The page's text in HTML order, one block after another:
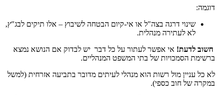
דוגמה:
שינוי דרגה בצה"ל או אי-קיום הבטחה לשיבוץ – אלו תיקים לבג"ץ,
לא לעתירה מנהלית.
חשוב לדעת! אי אפשר לעתור על כל דבר יש לבדוק אם הנושא נמצא
ברשימת הסמכויות של בתי המשפט המנהליים.
לא כל עניין מול רשות הוא מנהלי לעיתים מדובר בתביעה אזרחית (למשל
במקרה של חוב כספי).